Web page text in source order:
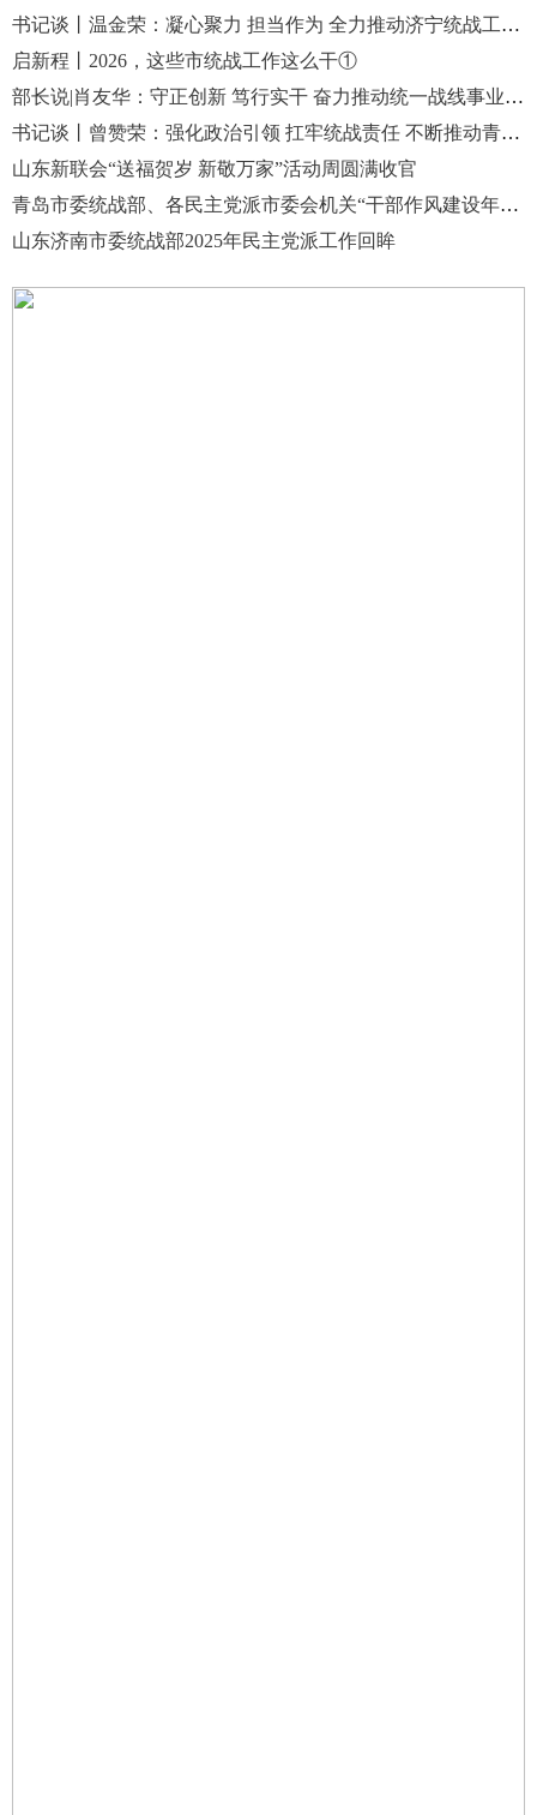
书记谈丨温金荣：凝心聚力 担当作为 全力推动济宁统战工作高质量发展
启新程丨2026，这些市统战工作这么干①
部长说|肖友华：守正创新 笃行实干 奋力推动统一战线事业高质量发展
书记谈丨曾赞荣：强化政治引领 扛牢统战责任 不断推动青岛统战工作再上新台阶
山东新联会“送福贺岁 新敬万家”活动周圆满收官
青岛市委统战部、各民主党派市委会机关“干部作风建设年”活动动员大会召开
山东济南市委统战部2025年民主党派工作回眸